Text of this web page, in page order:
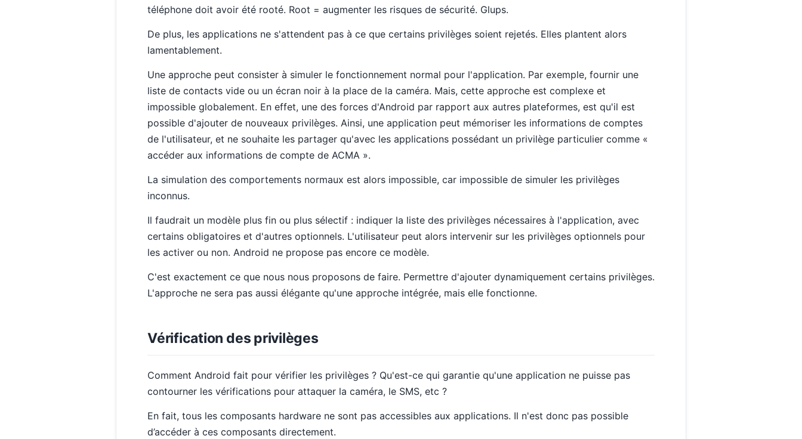
téléphone doit avoir été rooté. Root = augmenter les risques de sécurité. Glups.
De plus, les applications ne s'attendent pas à ce que certains privilèges soient rejetés. Elles plantent alors
lamentablement.
Une approche peut consister à simuler le fonctionnement normal pour l'application. Par exemple, fournir une
liste de contacts vide ou un écran noir à la place de la caméra. Mais, cette approche est complexe et
impossible globalement. En effet, une des forces d'Android par rapport aux autres plateformes, est qu'il est
possible d'ajouter de nouveaux privilèges. Ainsi, une application peut mémoriser les informations de comptes
de l'utilisateur, et ne souhaite les partager qu'avec les applications possédant un privilège particulier comme «
accéder aux informations de compte de ACMA ».
La simulation des comportements normaux est alors impossible, car impossible de simuler les privilèges
inconnus.
Il faudrait un modèle plus fin ou plus sélectif : indiquer la liste des privilèges nécessaires à l'application, avec
certains obligatoires et d'autres optionnels. L'utilisateur peut alors intervenir sur les privilèges optionnels pour
les activer ou non. Android ne propose pas encore ce modèle.
C'est exactement ce que nous nous proposons de faire. Permettre d'ajouter dynamiquement certains privilèges.
L'approche ne sera pas aussi élégante qu'une approche intégrée, mais elle fonctionne.
Vérification des privilèges
Comment Android fait pour vérifier les privilèges ? Qu'est-ce qui garantie qu'une application ne puisse pas
contourner les vérifications pour attaquer la caméra, le SMS, etc ?
En fait, tous les composants hardware ne sont pas accessibles aux applications. Il n'est donc pas possible
d’accéder à ces composants directement.